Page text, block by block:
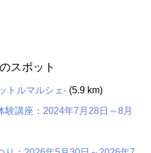
スポット
トルマルシェ-(5.9 km)
講座：2024年7月28日～8月